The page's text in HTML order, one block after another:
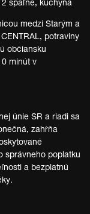
2 spáľne, kuchyňa
medzi Starým a
potraviny
občiansku
minút v
únie SR a riadi sa
zahŕňa
správneho poplatku
a bezplatnú